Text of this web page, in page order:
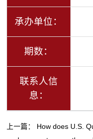
承办单位：
期数：
联系人信
息：
上一篇：
How does U.S.